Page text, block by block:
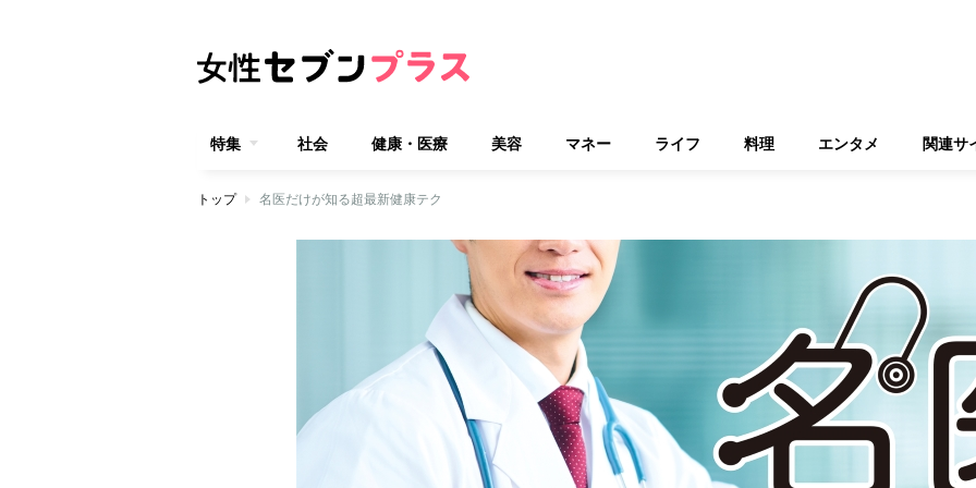
特集 社会 健康・医療 美容 マネー ライフ 料理 エンタメ 関連サ
トップ 名医だけが知る超最新健康テク